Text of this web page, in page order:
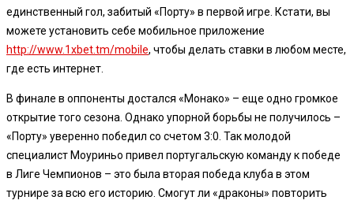
единственный гол, забитый «Порту» в первой игре. Кстати, вы
можете установить себе мобильное приложение
http://www.1xbet.tm/mobile, чтобы делать ставки в любом месте,
где есть интернет.
В финале в оппоненты достался «Монако» – еще одно громкое
открытие того сезона. Однако упорной борьбы не получилось –
«Порту» уверенно победил со счетом 3:0. Так молодой
специалист Моуриньо привел португальскую команду к победе
в Лиге Чемпионов – это была вторая победа клуба в этом
турнире за всю его историю. Смогут ли «драконы» повторить